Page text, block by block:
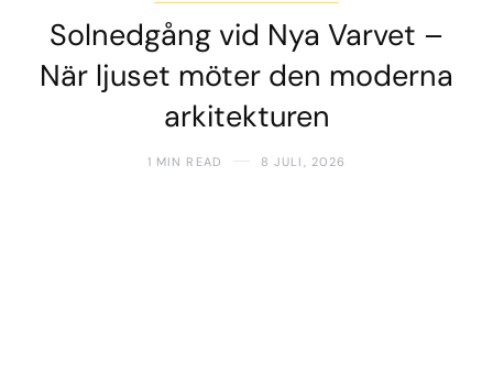
Solnedgång vid Nya Varvet –
När ljuset möter den moderna
arkitekturen
1 MIN READ 8 JULI, 2026